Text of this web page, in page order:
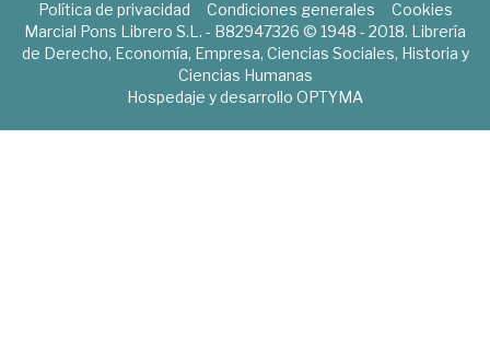
Política de privacidad Condiciones generales
Cookies
Marcial Pons Librero S.L. - B82947326 © 1948 - 2018. Librería
de Derecho, Economía, Empresa, Ciencias Sociales, Historia y
Ciencias Humanas
Hospedaje y desarrollo OPTYMA